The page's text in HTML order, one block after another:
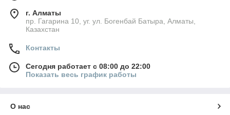
г. Алматы
пр. Гагарина 10, уг. ул. Богенбай Батыра, Алматы,
Казахстан
Контакты
Сегодня работает с 08:00 до 22:00
Показать весь график работы
О нас